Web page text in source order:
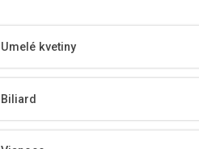
Umelé kvetiny
Biliard